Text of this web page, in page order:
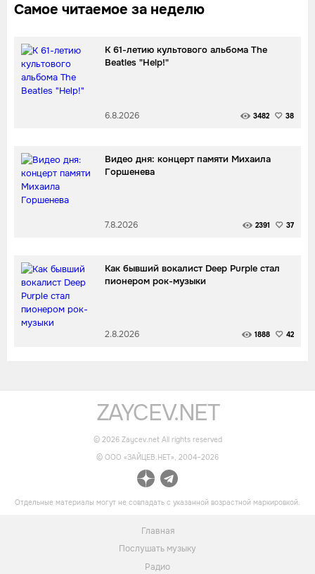
Самое читаемое за неделю
К 61-летию культового альбома The
Beatles "Help!"
6.8.2026 3482 38
Видео дня: концерт памяти Михаила
Горшенева
7.8.2026 2391 37
Как бывший вокалист Deep Purple стал
пионером рок-музыки
2.8.2026 1888 42
ZAYCEV.NET
© 2026Zaycev.net All rights reserved
© OOO «ЗАЙЦЕВ.НЕТ», 2004–2026
Отдельные материалы могут не совпадать с указанной возрастной маркировкой.
Главная
Послушать музыку
Радио